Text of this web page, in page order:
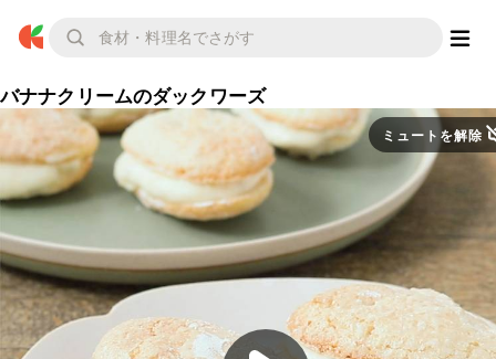
バナナクリームのダックワーズ
ミュートを解除